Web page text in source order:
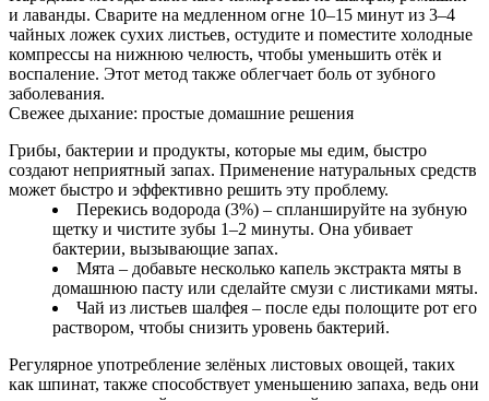
и лаванды. Сварите на медленном огне 10–15 минут из 3–4
чайных ложек сухих листьев, остудите и поместите холодные
компрессы на нижнюю челюсть, чтобы уменьшить отёк и
воспаление. Этот метод также облегчает боль от зубного
заболевания.
Свежее дыхание: простые домашние решения
Грибы, бактерии и продукты, которые мы едим, быстро
создают неприятный запах. Применение натуральных средств
может быстро и эффективно решить эту проблему.
Перекись водорода (3%) – спланшируйте на зубную
щетку и чистите зубы 1–2 минуты. Она убивает
бактерии, вызывающие запах.
Мята – добавьте несколько капель экстракта мяты в
домашнюю пасту или сделайте смузи с листиками мяты.
Чай из листьев шалфея – после еды полощите рот его
раствором, чтобы снизить уровень бактерий.
Регулярное употребление зелёных листовых овощей, таких
как шпинат, также способствует уменьшению запаха, ведь они